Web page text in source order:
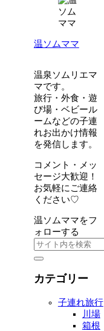
温ソムママ
温泉ソムリエマ
マです。
旅行・外食・遊
び場・ベビール
ームなどの子連
れお出かけ情報
を発信します。
コメント・メッ
セージ大歓迎！
お気軽にご連絡
ください♡
温ソムママをフ
ォローする
カテゴリー
子連れ旅行
川場
箱根